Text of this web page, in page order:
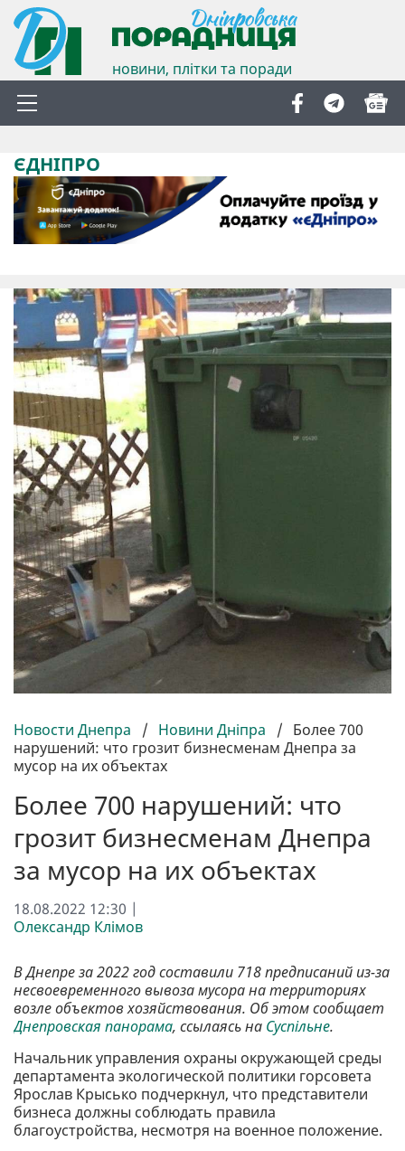
новини, плітки та поради
ЄДНІПРО
Новости Днепра / Новини Дніпра / Более 700
нарушений: что грозит бизнесменам Днепра за
мусор на их объектах
Более 700 нарушений: что
грозит бизнесменам Днепра
за мусор на их объектах
18.08.2022 12:30 |
Олександр Клімов
В Днепре за 2022 год составили 718 предписаний из-за
несвоевременного вывоза мусора на территориях
возле объектов хозяйствования. Об этом сообщает
Днепровская панорама, ссылаясь на Суспільне.
Начальник управления охраны окружающей среды
департамента экологической политики горсовета
Ярослав Крысько подчеркнул, что представители
бизнеса должны соблюдать правила
благоустройства, несмотря на военное положение.